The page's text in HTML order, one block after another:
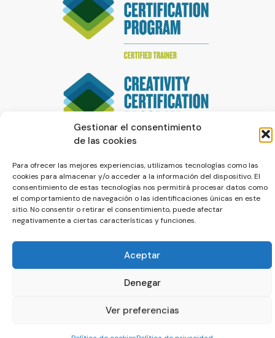
Gestionar el consentimiento
de las cookies
Para ofrecer las mejores experiencias, utilizamos tecnologías como las
cookies para almacenar y/o acceder a la información del dispositivo. El
consentimiento de estas tecnologías nos permitirá procesar datos como
el comportamiento de navegación o las identificaciones únicas en este
sitio. No consentir o retirar el consentimiento, puede afectar
negativamente a ciertas características y funciones.
Aceptar
Denegar
Ver preferencias
Política de privacidad